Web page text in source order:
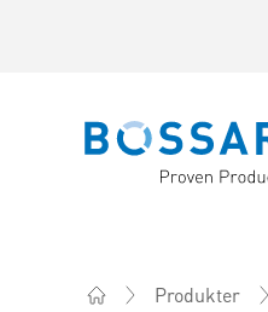
Bossard homepage
Produkter